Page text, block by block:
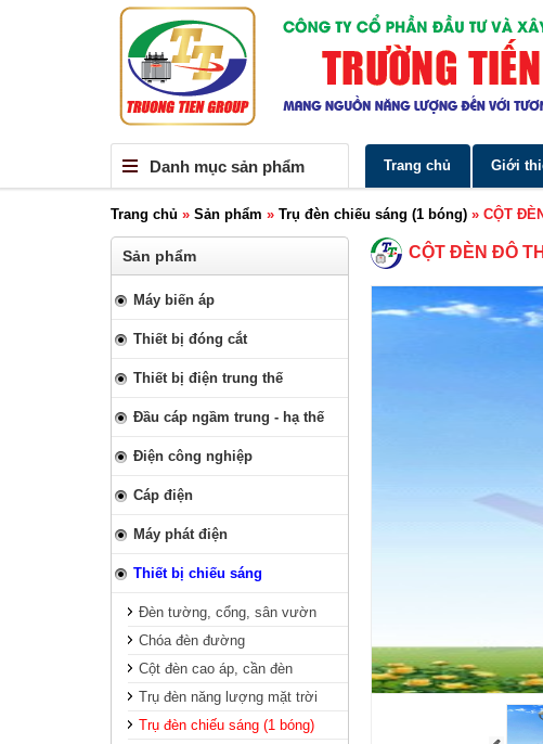
Danh mục sản phẩm Trang chủ Giới
Trang chủ » Sản phẩm » Trụ đèn chiếu sáng (1 bóng) » CỘT
Sản phẩm
Máy biến áp
Thiết bị đóng cắt
Thiết bị điện trung thế
Đầu cáp ngầm trung - hạ thế
Điện công nghiệp
Cáp điện
Máy phát điện
Thiết bị chiếu sáng
Đèn tường, cổng, sân vườn
Chóa đèn đường
Cột đèn cao áp, cần đèn
Trụ đèn năng lượng mặt trời
Trụ đèn chiếu sáng (1 bóng)
CỘT ĐÈN ĐÔ